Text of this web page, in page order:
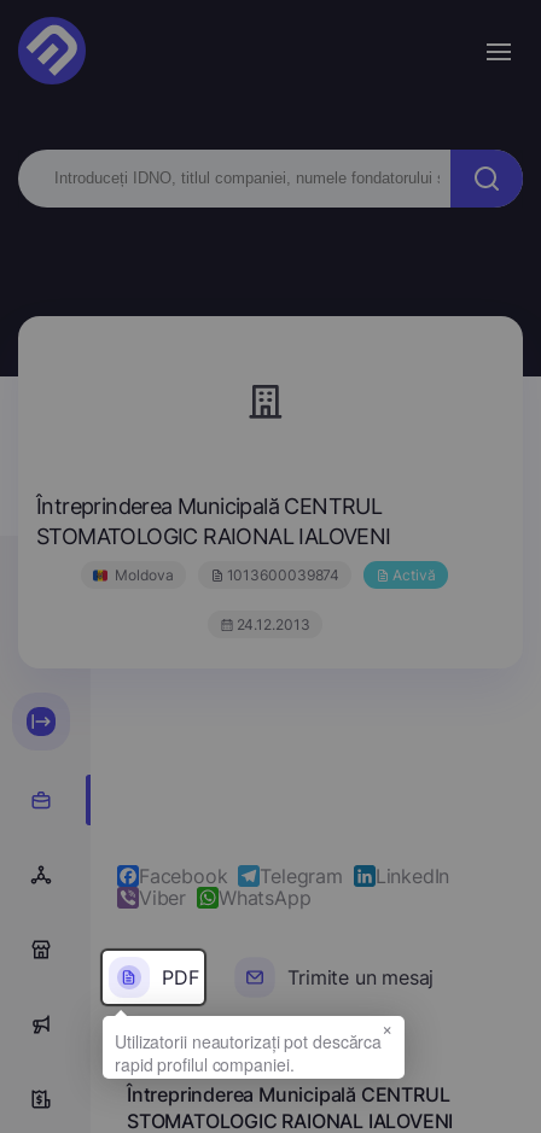
Întreprinderea Municipală CENTRUL
STOMATOLOGIC RAIONAL IALOVENI
Moldova 1013600039874 Activă
24.12.2013
9
Facebook Telegram
LinkedIn
Viber
WhatsApp
PDF Trimite un mesaj
Denumirea completă
Întreprinderea Municipală CENTRUL
STOMATOLOGIC RAIONAL IALOVENI
×